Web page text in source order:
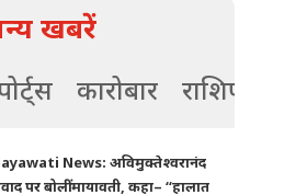
खबरें
कारोबार राशिफल
News: अविमुक्तेश्वरानंद
पर बोलीं मायावती, कहा– “हालात